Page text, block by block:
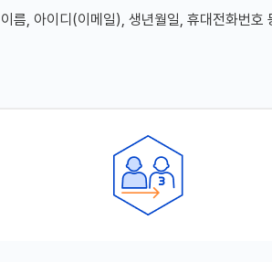
이름, 아이디(이메일), 생년월일, 휴대전화번호